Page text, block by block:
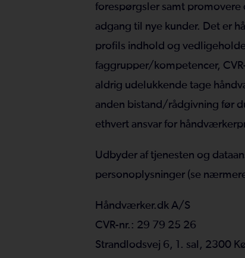
forespørgsler samt promovere
adgang til nye kunder. Det er
profils indhold og
faggrupper/kompetencer,
aldrig udelukkende tage
anden bistand/rådgivning før
ethvert ansvar for
Udbyder af tjenesten og
personoplysninger (se
Håndværker.dk A/S
CVR-nr.: 29 79 25 26
Strandlodsvej 6, 1. sal, 2300